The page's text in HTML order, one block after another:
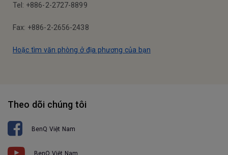
Tel: +886-2-2727-8899
Fax: +886-2-2656-2438
Hoặc tìm văn phòng ở địa phương của bạn
Theo dõi chúng tôi
BenQ Việt Nam
BenQ Việt Nam